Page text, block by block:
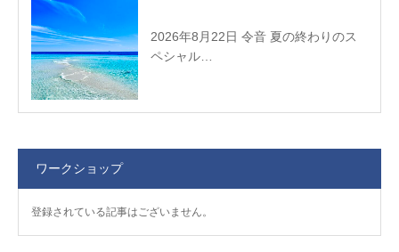
2026年8月22日 令音 夏の終わりのス
ペシャル…
ワークショップ
登録されている記事はございません。